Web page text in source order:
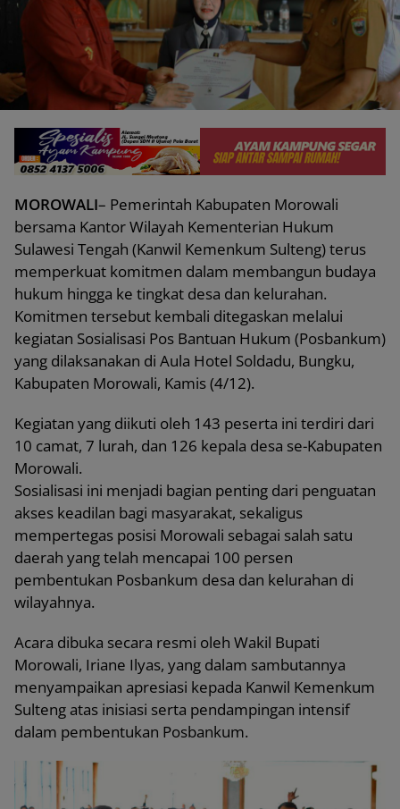
MOROWALI– Pemerintah Kabupaten Morowali
bersama Kantor Wilayah Kementerian Hukum
Sulawesi Tengah (Kanwil Kemenkum Sulteng) terus
memperkuat komitmen dalam membangun budaya
hukum hingga ke tingkat desa dan kelurahan.
Komitmen tersebut kembali ditegaskan melalui
kegiatan Sosialisasi Pos Bantuan Hukum (Posbankum)
yang dilaksanakan di Aula Hotel Soldadu, Bungku,
Kabupaten Morowali, Kamis (4/12).
Kegiatan yang diikuti oleh 143 peserta ini terdiri dari
10 camat, 7 lurah, dan 126 kepala desa se-Kabupaten
Morowali.
Sosialisasi ini menjadi bagian penting dari penguatan
akses keadilan bagi masyarakat, sekaligus
mempertegas posisi Morowali sebagai salah satu
daerah yang telah mencapai 100 persen
pembentukan Posbankum desa dan kelurahan di
wilayahnya.
Acara dibuka secara resmi oleh Wakil Bupati
Morowali, Iriane Ilyas, yang dalam sambutannya
menyampaikan apresiasi kepada Kanwil Kemenkum
Sulteng atas inisiasi serta pendampingan intensif
dalam pembentukan Posbankum.